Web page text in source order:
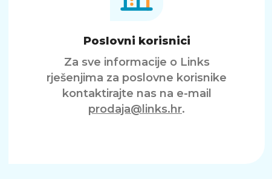
Poslovni korisnici
Za sve informacije o Links
rješenjima za poslovne korisnike
kontaktirajte nas na e-mail
prodaja@links.hr.